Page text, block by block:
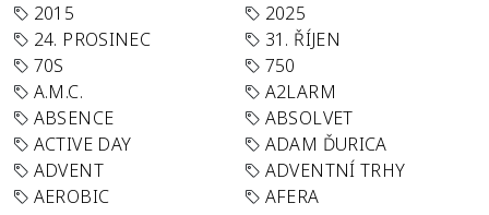
2015
2025
24. PROSINEC
31. ŘÍJEN
70S
750
A.M.C.
A2LARM
ABSENCE
ABSOLVET
ACTIVE DAY
ADAM ĎURICA
ADVENT
ADVENTNÍ TRHY
AEROBIC
AFERA